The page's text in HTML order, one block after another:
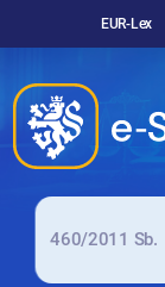
EUR-Lex
460/2011 Sb.